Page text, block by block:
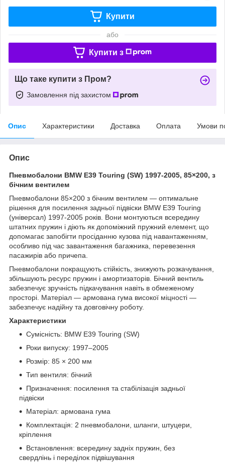
Купити
або
Купити з
Що таке купити з Пром?
Замовлення під захистом
Опис Характеристики Доставка Оплата Умови
Опис
Пневмобалони BMW E39 Touring (SW) 1997-2005, 85×200, з
бічним вентилем
Пневмобалони 85×200 з бічним вентилем — оптимальне
рішення для посилення задньої підвіски BMW E39 Touring
(універсал) 1997-2005 років. Вони монтуються всередину
штатних пружин і діють як допоміжний пружний елемент, що
допомагає запобігти просіданню кузова під навантаженням,
особливо під час завантаження багажника, перевезення
пасажирів або причепа.
Пневмобалони покращують стійкість, знижують розкачування,
збільшують ресурс пружин і амортизаторів. Бічний вентиль
забезпечує зручність підкачування навіть в обмеженому
просторі. Матеріал — армована гума високої міцності —
забезпечує надійну та довговічну роботу.
Характеристики
Сумісність: BMW E39 Touring (SW)
Роки випуску: 1997–2005
Розмір: 85 × 200 мм
Тип вентиля: бічний
Призначення: посилення та стабілізація задньої
підвіски
Матеріал: армована гума
Комплектація: 2 пневмобалони, шланги, штуцери,
кріплення
Встановлення: всередину задніх пружин, без
свердлінь і переділок підвішування